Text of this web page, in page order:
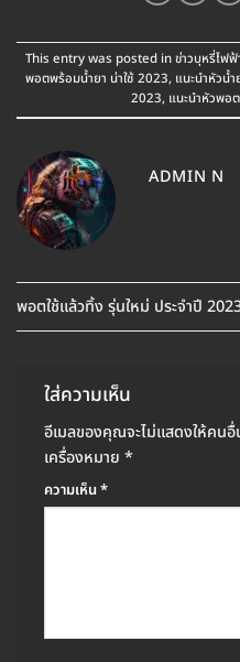
This entry was posted inข่าวบุหรี่ไฟฟ้
พอตพร้อมน้ำยา น่าใช้ 2023, แนะนำหัวน้ำ
2023, แนะนำหัวพอ
ADMIN N
พอตใช้แล้วทิ้ง รุ่นใหม่ ประจำปี
ใส่ความเห็น
อีเมลของคุณจะไม่แสดงให้คนอื่
เครื่องหมาย *
ความเห็น*